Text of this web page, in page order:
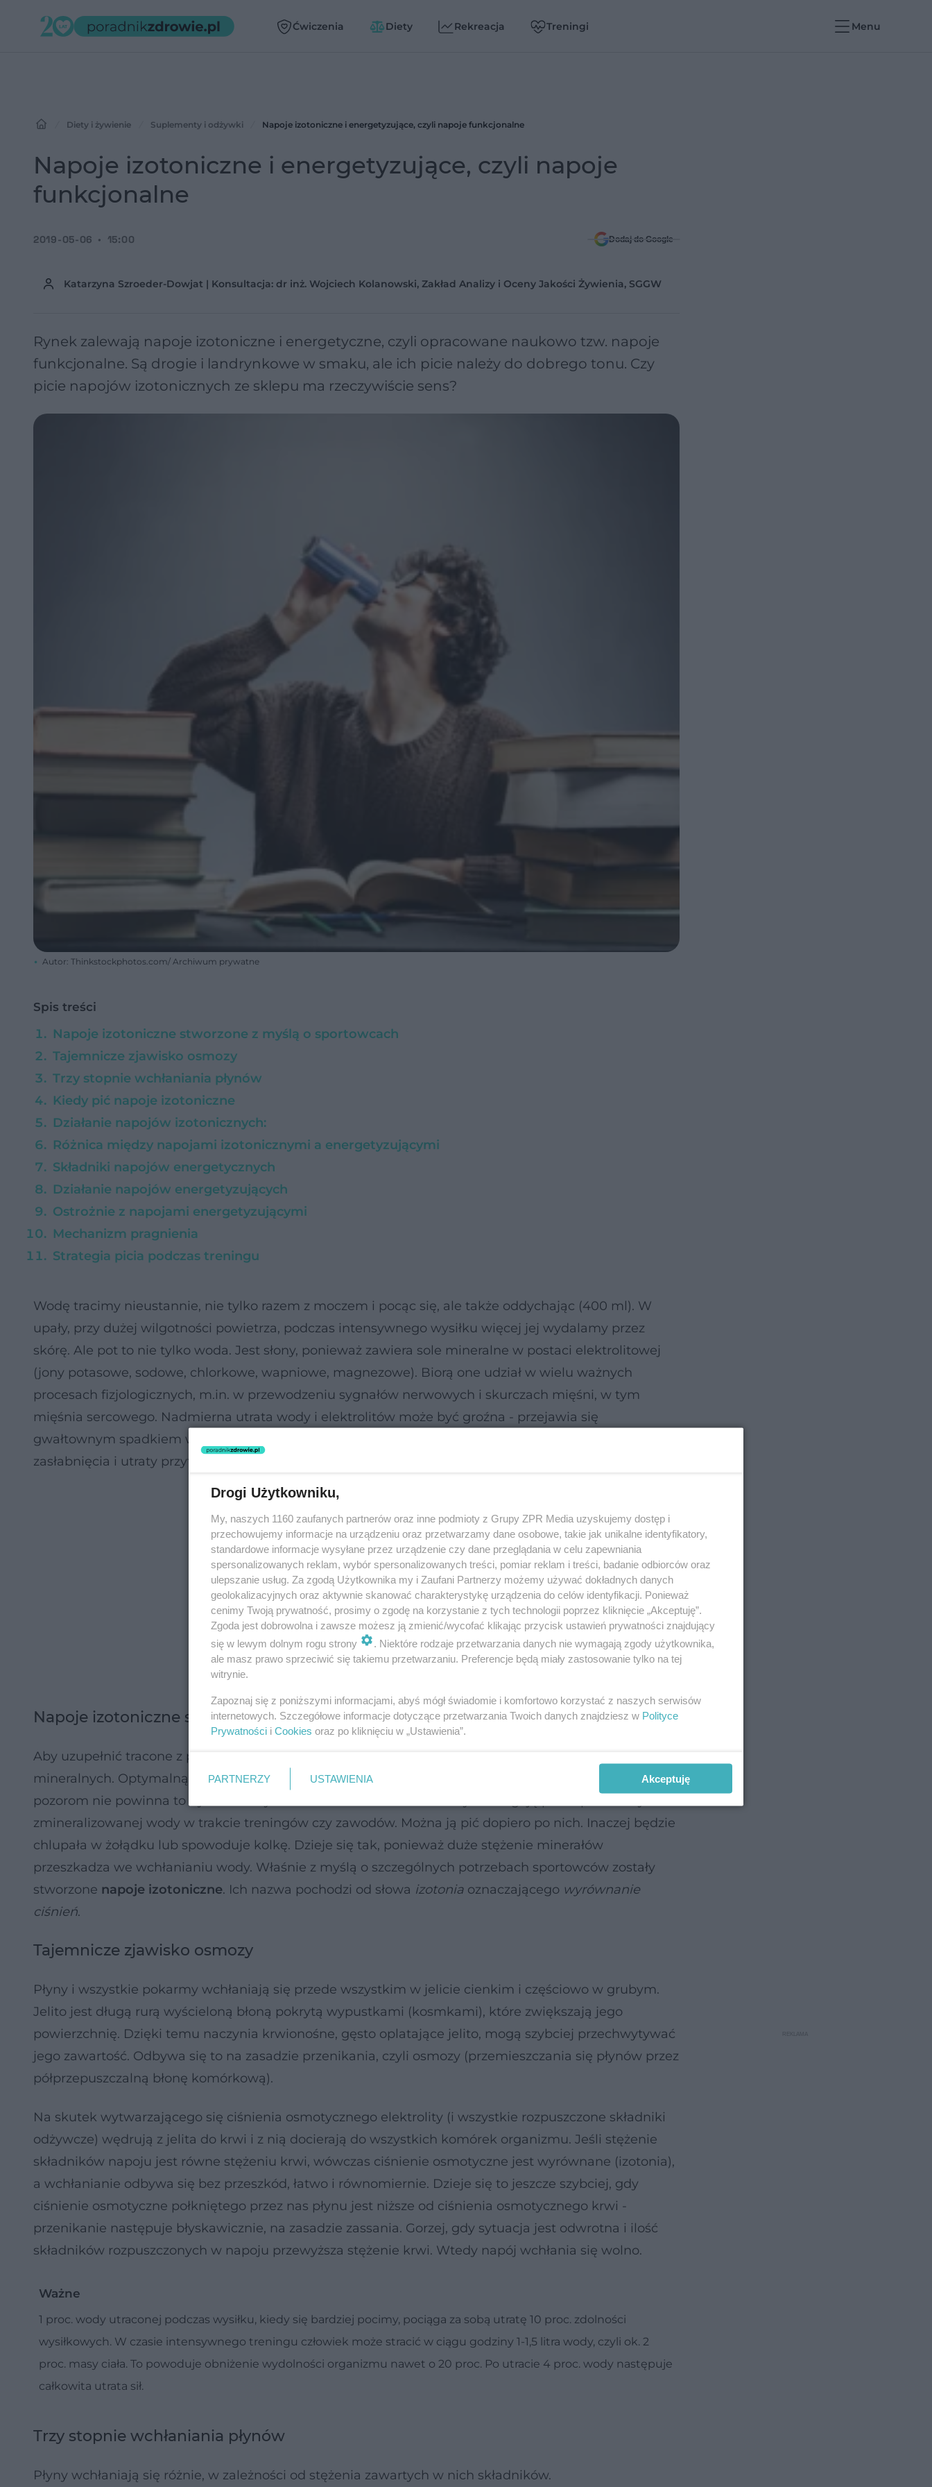
Ćwiczenia Diety Rekreacja Treningi Menu
Diety i żywienie Suplementy i odżywki Napoje izotoniczne i energetyzujące, czyli napoje funkcjonalne
Napoje izotoniczne i energetyzujące, czyli napoje
funkcjonalne
Katarzyna Szroeder-Dowjat | Konsultacja: dr inż. Wojciech Kolanowski, Zakład Analizy i Oceny Jakości Żywienia, SGGW
2019-05-06 15:00 Dodaj do Google
Rynek zalewają napoje izotoniczne i energetyczne, czyli opracowane naukowo tzw. napoje
funkcjonalne. Są drogie i landrynkowe w smaku, ale ich picie należy do dobrego tonu. Czy
picie napojów izotonicznych ze sklepu ma rzeczywiście sens?
Autor: Thinkstockphotos.com/ Archiwum prywatne
Spis treści
Napoje izotoniczne stworzone z myślą o sportowcach
Tajemnicze zjawisko osmozy
Trzy stopnie wchłaniania płynów
Kiedy pić napoje izotoniczne
Działanie napojów izotonicznych:
Różnica między napojami izotonicznymi a energetyzującymi
Składniki napojów energetycznych
Działanie napojów energetyzujących
Ostrożnie z napojami energetyzującymi
Mechanizm pragnienia
Strategia picia podczas treningu
Wodę tracimy nieustannie, nie tylko razem z moczem i pocąc się, ale także oddychając (400 ml). W
upały, przy dużej wilgotności powietrza, podczas intensywnego wysiłku więcej jej wydalamy przez
skórę. Ale pot to nie tylko woda. Jest słony, ponieważ zawiera sole mineralne w postaci elektrolitowej
(jony potasowe, sodowe, chlorkowe, wapniowe, magnezowe). Biorą one udział w wielu ważnych
procesach fizjologicznych, m.in. w przewodzeniu sygnałów nerwowych i skurczach mięśni, w tym
mięśnia sercowego. Nadmierna utrata wody i elektrolitów może być groźna - przejawia się
gwałtownym spadkiem wydolności fizycznej i narastającym znużeniem; może prowadzić do
zasłabnięcia i utraty przytomności.
Napoje izotoniczne stworzone z myślą o sportowcach
Aby uzupełnić tracone z potem składniki, potrzebujemy więc wody z optymalną zawartością soli
mineralnych. Optymalną, czyli o takim stężeniu składników, jakie mają płyny ustrojowe. Wbrew
pozorom nie powinna to być woda wysoko zmineralizowana! Trenerzy ostrzegają przed piciem wysoko
zmineralizowanej wody w trakcie treningów czy zawodów. Można ją pić dopiero po nich. Inaczej będzie
chlupała w żołądku lub spowoduje kolkę. Dzieje się tak, ponieważ duże stężenie minerałów
przeszkadza we wchłanianiu wody. Właśnie z myślą o szczególnych potrzebach sportowców zostały
stworzone napoje izotoniczne. Ich nazwa pochodzi od słowa izotonia oznaczającego wyrównanie
ciśnień.
Tajemnicze zjawisko osmozy
Płyny i wszystkie pokarmy wchłaniają się przede wszystkim w jelicie cienkim i częściowo w grubym.
Jelito jest długą rurą wyścieloną błoną pokrytą wypustkami (kosmkami), które zwiększają jego
powierzchnię. Dzięki temu naczynia krwionośne, gęsto oplatające jelito, mogą szybciej przechwytywać
jego zawartość. Odbywa się to na zasadzie przenikania, czyli osmozy (przemieszczania się płynów przez
półprzepuszczalną błonę komórkową).
Na skutek wytwarzającego się ciśnienia osmotycznego elektrolity (i wszystkie rozpuszczone składniki
odżywcze) wędrują z jelita do krwi i z nią docierają do wszystkich komórek organizmu. Jeśli stężenie
składników napoju jest równe stężeniu krwi, wówczas ciśnienie osmotyczne jest wyrównane (izotonia),
a wchłanianie odbywa się bez przeszkód, łatwo i równomiernie. Dzieje się to jeszcze szybciej, gdy
ciśnienie osmotyczne połkniętego przez nas płynu jest niższe od ciśnienia osmotycznego krwi -
przenikanie następuje błyskawicznie, na zasadzie zassania. Gorzej, gdy sytuacja jest odwrotna i ilość
składników rozpuszczonych w napoju przewyższa stężenie krwi. Wtedy napój wchłania się wolno.
Ważne
1 proc. wody utraconej podczas wysiłku, kiedy się bardziej pocimy, pociąga za sobą utratę 10 proc. zdolności
wysiłkowych. W czasie intensywnego treningu człowiek może stracić w ciągu godziny 1-1,5 litra wody, czyli ok. 2
proc. masy ciała. To powoduje obniżenie wydolności organizmu nawet o 20 proc. Po utracie 4 proc. wody następuje
całkowita utrata sił.
Trzy stopnie wchłaniania płynów
Płyny wchłaniają się różnie, w zależności od stężenia zawartych w nich składników.
Drogi Użytkowniku,
My, naszych 1160 zaufanych partnerów oraz inne podmioty z Grupy ZPR Media uzyskujemy dostęp i
przechowujemy informacje na urządzeniu oraz przetwarzamy dane osobowe, takie jak unikalne identyfikatory,
standardowe informacje wysyłane przez urządzenie czy dane przeglądania w celu zapewniania
spersonalizowanych reklam, wybór spersonalizowanych treści, pomiar reklam i treści, badanie odbiorców oraz
ulepszanie usług. Za zgodą Użytkownika my i Zaufani Partnerzy możemy używać dokładnych danych
geolokalizacyjnych oraz aktywnie skanować charakterystykę urządzenia do celów identyfikacji. Ponieważ
cenimy Twoją prywatność, prosimy o zgodę na korzystanie z tych technologii poprzez kliknięcie „Akceptuję”.
Zgoda jest dobrowolna i zawsze możesz ją zmienić/wycofać klikając przycisk ustawień prywatności znajdujący
się w lewym dolnym rogu strony
. Niektóre rodzaje przetwarzania danych nie wymagają zgody użytkownika,
ale masz prawo sprzeciwić się takiemu przetwarzaniu. Preferencje będą miały zastosowanie tylko na tej
witrynie.
Zapoznaj się z poniższymi informacjami, abyś mógł świadomie i komfortowo korzystać z naszych serwisów
internetowych. Szczegółowe informacje dotyczące przetwarzania Twoich danych znajdziesz w Polityce
Prywatności i Cookies oraz po kliknięciu w „Ustawienia”.
PARTNERZY USTAWIENIA Akceptuję